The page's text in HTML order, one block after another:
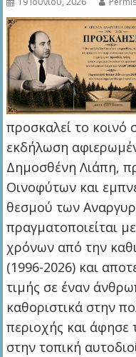
προσκαλεί το κοινό
εκδήλωση
Δημοσθένη Λιάπη,
Οινοφύτων και
θεσμού των
πραγματοποιείται
χρόνων από την
(1996-2026) και
τιμής σε έναν
καθοριστικά στην
περιοχής και
στην τοπική